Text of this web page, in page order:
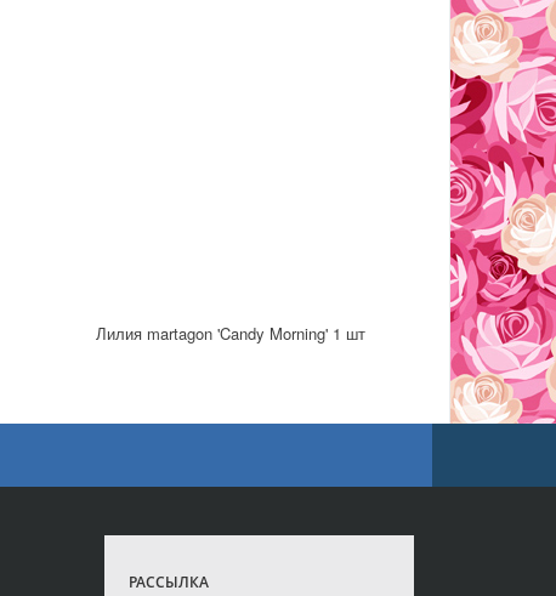
Лилия martagon 'Candy Morning' 1 шт
РАССЫЛКА